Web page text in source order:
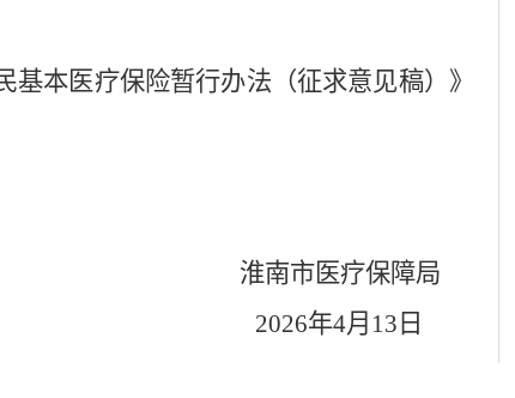
本医疗保险暂行办法（征求意见稿）》
淮南市医疗保障局
2026年4月 13 日